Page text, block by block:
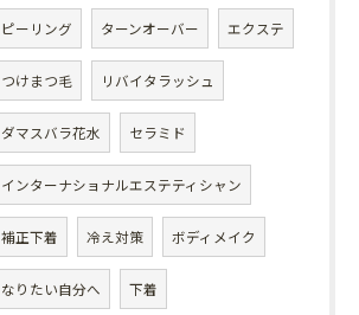
ピーリング ターンオーバー エクステ
つけまつ毛 リバイタラッシュ
ダマスバラ花水 セラミド
インターナショナルエステティシャン
補正下着 冷え対策 ボディメイク
なりたい自分へ 下着